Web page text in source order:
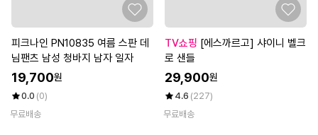
피크나인 PN10835 여름 스판 데
님팬츠 남성 청바지 남자 일자
19,700원
0.0 (0)
무료배송
TV쇼핑
로 샌들
29,900원
4.6 (227)
무료배송